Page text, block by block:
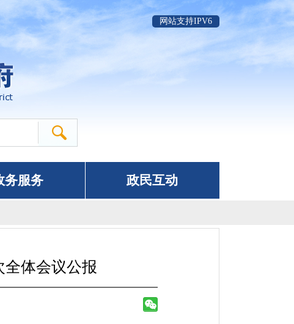
网站支持IPV6
务服务 政民互动
体会议公报